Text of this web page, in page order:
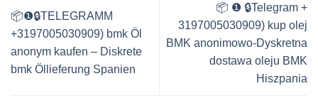
📦❶🔒TELEGRAMM
+3197005030909) bmk Öl
anonym kaufen – Diskrete
bmk Öllieferung Spanien
📦 ❶ 🔒Telegram +
3197005030909) kup olej
BMK anonimowo-Dyskretna
dostawa oleju BMK
Hiszpania